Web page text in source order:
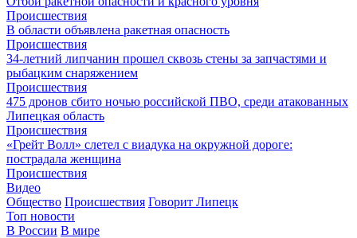
Происшествия
В области объявлена ракетная опасность
Происшествия
34-летний липчанин прошел сквозь стены за запчастями и
рыбацким снаряжением
Происшествия
475 дронов сбито ночью российской ПВО, среди атакованных
Липецкая область
Происшествия
«Грейт Волл» слетел с виадука на окружной дороге:
пострадала женщина
Происшествия
Видео
Общество Происшествия Говорит Липецк
Топ новости
В России В мире